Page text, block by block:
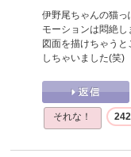
伊野尾ちゃんの猫
モーションは悶絶
図面を描けちゃう
しちゃいました(笑)
それな！ 242